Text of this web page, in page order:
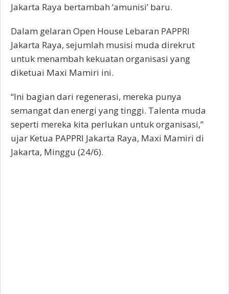
Jakarta Raya bertambah ‘amunisi’ baru.
Dalam gelaran Open House Lebaran PAPPRI
Jakarta Raya, sejumlah musisi muda direkrut
untuk menambah kekuatan organisasi yang
diketuai Maxi Mamiri ini.
“Ini bagian dari regenerasi, mereka punya
semangat dan energi yang tinggi. Talenta muda
seperti mereka kita perlukan untuk organisasi,”
ujar Ketua PAPPRI Jakarta Raya, Maxi Mamiri di
Jakarta, Minggu (24/6).